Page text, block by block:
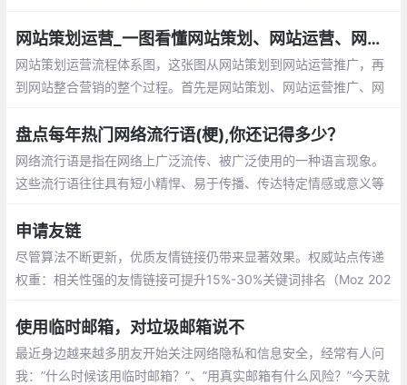
网站策划运营_一图看懂网站策划、网站运营、网站整合营销流
网站策划运营流程体系图，这张图从网站策划到网站运营推广，再
到网站整合营销的整个过程。首先是网站策划、网站运营推广、网
后期网站营销等整个过程
盘点每年热门网络流行语(梗),你还记得多少？
网络流行语是指在网络上广泛流传、被广泛使用的一种语言现象。
这些流行语往往具有短小精悍、易于传播、传达特定情感或意义等
申请友链
尽管算法不断更新，优质友情链接仍带来显著效果。权威站点传递
权重：相关性强的友情链接可提升15%-30%关键词排名（Moz 202
0%。
使用临时邮箱，对垃圾邮箱说不
最近身边越来越多朋友开始关注网络隐私和信息安全，经常有人问
我：”什么时候该用临时邮箱？”、”用真实邮箱有什么风险？”今天就